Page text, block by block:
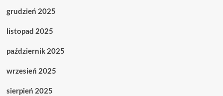
grudzień 2025
listopad 2025
październik 2025
wrzesień 2025
sierpień 2025